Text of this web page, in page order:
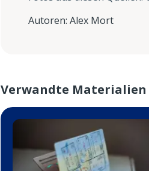
Autoren: Alex Mort
Verwandte Materialien